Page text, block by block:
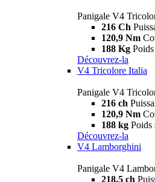
Panigale V4
216 Ch
120,9 Nm
188 Kg
Découvrez-la
V4 Tricolore Italia
Panigale V4
216 ch
120,9 Nm
188 kg Poids
Découvrez-la
V4 Lamborghini
Panigale V4
218.5 ch